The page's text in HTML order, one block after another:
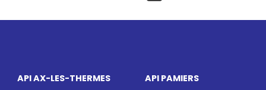
API AX-LES-THERMES API PAMIERS